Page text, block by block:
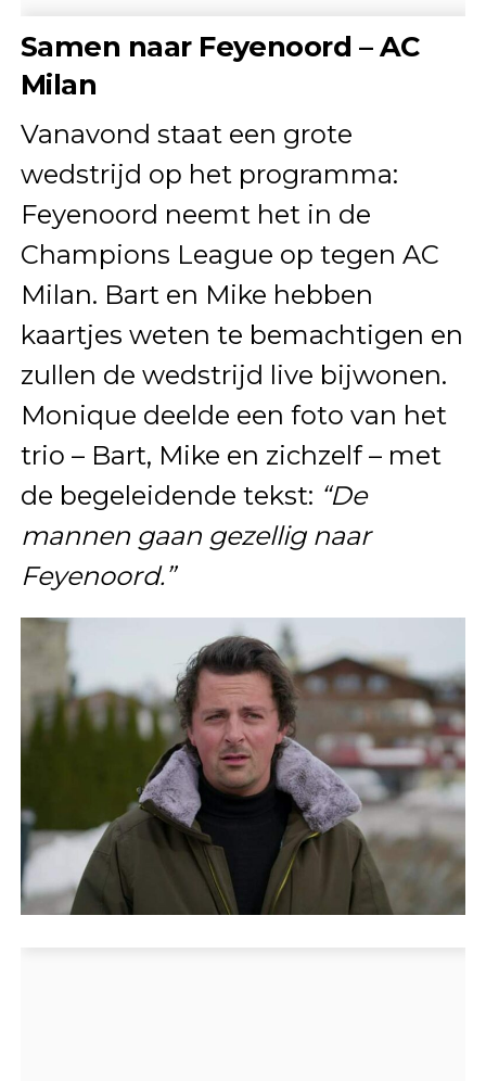
Samen naar Feyenoord – AC
Milan
Vanavond staat een grote
wedstrijd op het programma:
Feyenoord neemt het in de
Champions League op tegen AC
Milan. Bart en Mike hebben
kaartjes weten te bemachtigen en
zullen de wedstrijd live bijwonen.
Monique deelde een foto van het
trio – Bart, Mike en zichzelf – met
de begeleidende tekst: “De
mannen gaan gezellig naar
Feyenoord.”